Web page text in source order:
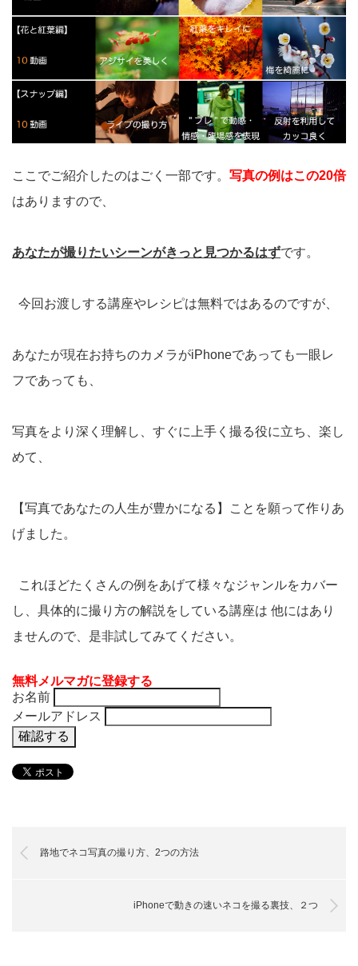
ここでご紹介したのはごく一部です。 写真の例はこの20倍
はありますので、
あなたが撮りたいシーンがきっと見つかるはずです。
今回お渡しする講座やレシピは無料ではあるのですが、
あなたが現在お持ちのカメラがiPhoneであっても一眼レ
フであっても、
写真をより深く理解し、すぐに上手く撮る役に立ち、楽し
めて、
【写真であなたの人生が豊かになる】ことを願って作りあ
げました。
これほどたくさんの例をあげて様々なジャンルをカバー
し、具体的に撮り方の解説をしている講座は 他にはあり
ませんので、是非試してみてください。
無料メルマガに登録する
お名前
メールアドレス
路地でネコ写真の撮り方、2つの方法
iPhoneで動きの速いネコを撮る裏技、２つ